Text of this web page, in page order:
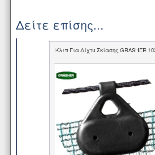
Δείτε επίσης...
Κλιπ Για Δίχτυ Σκίασης GRASHER